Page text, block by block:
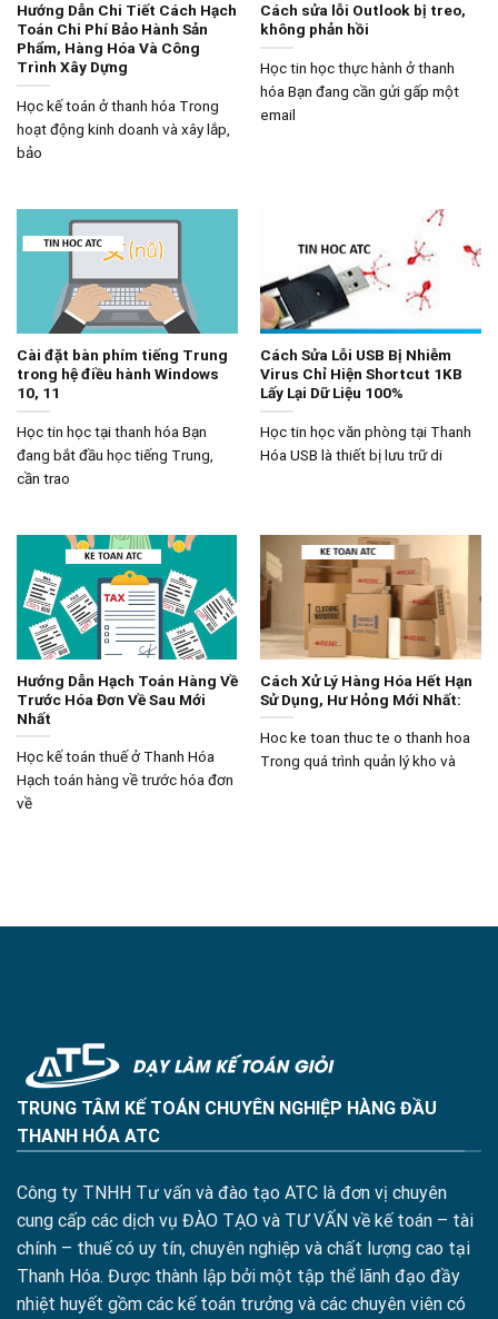
Hướng Dẫn Chi Tiết Cách Hạch
Toán Chi Phí Bảo Hành Sản
Phẩm, Hàng Hóa Và Công
Trình Xây Dựng
Học kế toán ở thanh hóa Trong
hoạt động kinh doanh và xây lắp,
bảo
Cách sửa lỗi Outlook bị treo,
không phản hồi
Học tin học thực hành ở thanh
hóa Bạn đang cần gửi gấp một
email
Cài đặt bàn phím tiếng Trung
trong hệ điều hành Windows
10, 11
Học tin học tại thanh hóa Bạn
đang bắt đầu học tiếng Trung,
cần trao
Cách Sửa Lỗi USB Bị Nhiễm
Virus Chỉ Hiện Shortcut 1KB
Lấy Lại Dữ Liệu 100%
Học tin học văn phòng tại Thanh
Hóa USB là thiết bị lưu trữ di
Hướng Dẫn Hạch Toán Hàng Về
Trước Hóa Đơn Về Sau Mới
Nhất
Học kế toán thuế ở Thanh Hóa
Hạch toán hàng về trước hóa đơn
về
Cách Xử Lý Hàng Hóa Hết Hạn
Sử Dụng, Hư Hỏng Mới Nhất:
Hoc ke toan thuc te o thanh hoa
Trong quá trình quản lý kho và
TRUNG TÂM KẾ TOÁN CHUYÊN NGHIỆP HÀNG ĐẦU
THANH HÓA ATC
Công ty TNHH Tư vấn và đào tạo ATC là đơn vị chuyên
cung cấp các dịch vụ ĐÀO TẠO và TƯ VẤN về kế toán – tài
chính – thuế có uy tín, chuyên nghiệp và chất lượng cao tại
Thanh Hóa. Được thành lập bởi một tập thể lãnh đạo đầy
nhiệt huyết gồm các kế toán trưởng và các chuyên viên có